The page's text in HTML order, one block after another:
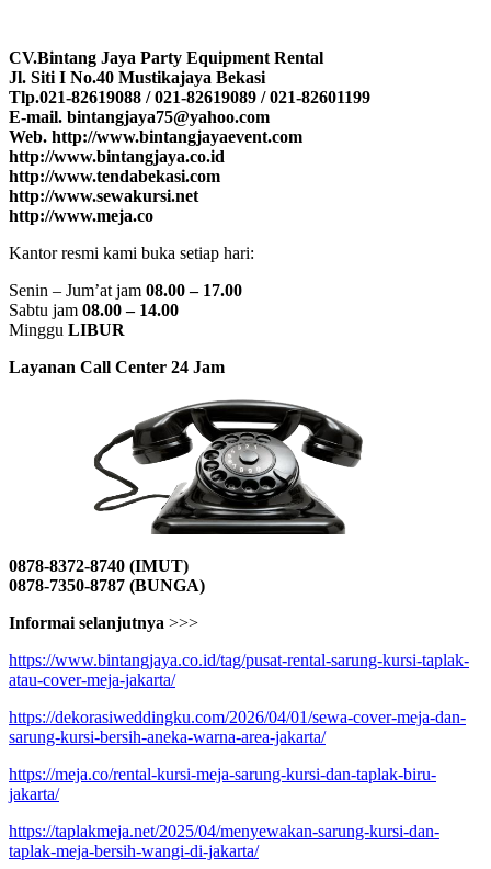
CV.Bintang Jaya Party Equipment Rental
Jl. Siti I No.40 Mustikajaya Bekasi
Tlp.021-82619088 / 021-82619089 / 021-82601199
E-mail. bintangjaya75@yahoo.com
Web. http://www.bintangjayaevent.com
http://www.bintangjaya.co.id
http://www.tendabekasi.com
http://www.sewakursi.net
http://www.meja.co
Kantor resmi kami buka setiap hari:
Senin – Jum’at jam 08.00 – 17.00
Sabtu jam 08.00 – 14.00
Minggu LIBUR
Layanan Call Center 24 Jam
0878-8372-8740 (IMUT)
0878-7350-8787 (BUNGA)
Informai selanjutnya >>>
https://www.bintangjaya.co.id/tag/pusat-rental-sarung-kursi-taplak-
atau-cover-meja-jakarta/
https://dekorasiweddingku.com/2026/04/01/sewa-cover-meja-dan-
sarung-kursi-bersih-aneka-warna-area-jakarta/
https://meja.co/rental-kursi-meja-sarung-kursi-dan-taplak-biru-
jakarta/
https://taplakmeja.net/2025/04/menyewakan-sarung-kursi-dan-
taplak-meja-bersih-wangi-di-jakarta/